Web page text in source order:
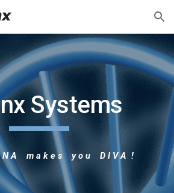
Skip to navigation
Systems
N A m a k e s y o u D I V A !